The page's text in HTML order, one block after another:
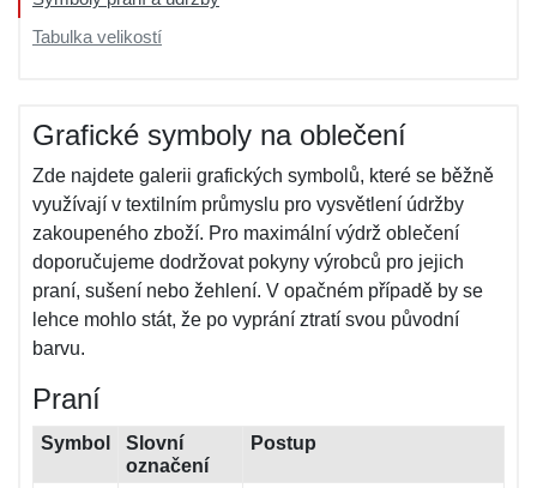
Tabulka velikostí
Grafické symboly na oblečení
Zde najdete galerii grafických symbolů, které se běžně
využívají v textilním průmyslu pro vysvětlení údržby
zakoupeného zboží. Pro maximální výdrž oblečení
doporučujeme dodržovat pokyny výrobců pro jejich
praní, sušení nebo žehlení. V opačném případě by se
lehce mohlo stát, že po vyprání ztratí svou původní
barvu.
Praní
Symbol
Slovní
označení
Postup